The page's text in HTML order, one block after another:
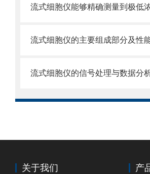
流式细胞仪的主要组成部分及性
关于我们 产